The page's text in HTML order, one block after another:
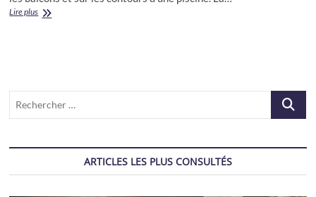
Lire plusMoquette
choisir
ARTICLES LES PLUS CONSULTÉS